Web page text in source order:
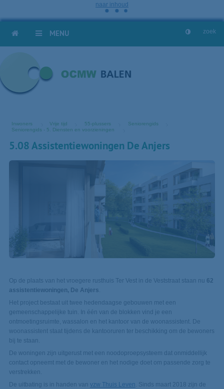
naar inhoud
HOME MENU
Inwoners Vrije tijd 55-plussers
Seniorengids
Seniorengids - 5. Diensten en voorzieningen
5.08 Assistentiewoningen De Anjers
Op de plaats van het vroegere rusthuis Ter Vest in de Veststraat staan nu 62
assistentiewoningen, De Anjers.
Het project bestaat uit twee hedendaagse gebouwen met een
gemeenschappelijke tuin. In één van de blokken vind je een
ontmoetingsruimte, wassalon en het kantoor van de woonassistent. De
woonassistent staat tijdens de kantooruren ter beschikking om de bewoners
bij te staan.
De woningen zijn uitgerust met een noodoproepsysteem dat onmiddellijk
contact opneemt met de bewoner en het nodige doet om passende zorg te
verstrekken.
De uitbating is in handen van vzw Thuis Leven. Sinds maart 2018 zijn de